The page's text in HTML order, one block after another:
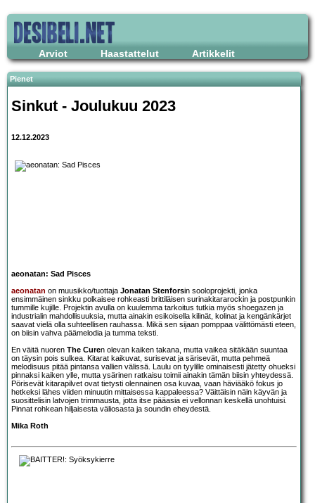
Arviot Haastattelut Artikkelit
Pienet
Sinkut - Joulukuu 2023
12.12.2023
aeonatan: Sad Pisces
aeonatan on muusikko/tuottaja Jonatan Stenforsin sooloprojekti, jonka
ensimmäinen sinkku polkaisee rohkeasti brittiläisen surinakitararockin ja postpunkin
tummille kujille. Projektin avulla on kuulemma tarkoitus tutkia myös shoegazen ja
industrialin mahdollisuuksia, mutta ainakin esikoisella kilinät, kolinat ja kengänkärjet
saavat vielä olla suhteellisen rauhassa. Mikä sen sijaan pomppaa välittömästi eteen,
on biisin vahva päämelodia ja tumma teksti.
En väitä nuoren The Curen olevan kaiken takana, mutta vaikea sitäkään suuntaa
on täysin pois sulkea. Kitarat kaikuvat, surisevat ja särisevät, mutta pehmeä
melodisuus pitää pintansa vallien välissä. Laulu on tyylille ominaisesti jätetty ohueksi
pinnaksi kaiken ylle, mutta ysärinen ratkaisu toimii ainakin tämän biisin yhteydessä.
Pörisevät kitarapilvet ovat tietysti olennainen osa kuvaa, vaan häviääkö fokus jo
hetkeksi lähes viiden minuutin mittaisessa kappaleessa? Väittäisin näin käyvän ja
suosittelisin latvojen trimmausta, jotta itse pääasia ei vellonnan keskellä unohtuisi.
Pinnat rohkean hiljaisesta väliosasta ja soundin eheydestä.
Mika Roth